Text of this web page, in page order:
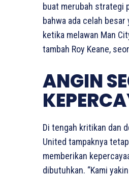
buat merubah strategi
bahwa ada celah
ketika melawan Man
tambah Roy Keane,
ANGIN
Di tengah kritikan dan
United tampaknya
memberikan
dibutuhkan. “Kami